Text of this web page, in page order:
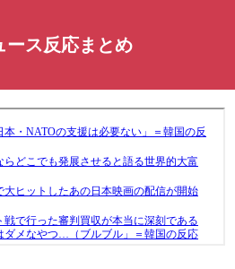
ース反応まとめ